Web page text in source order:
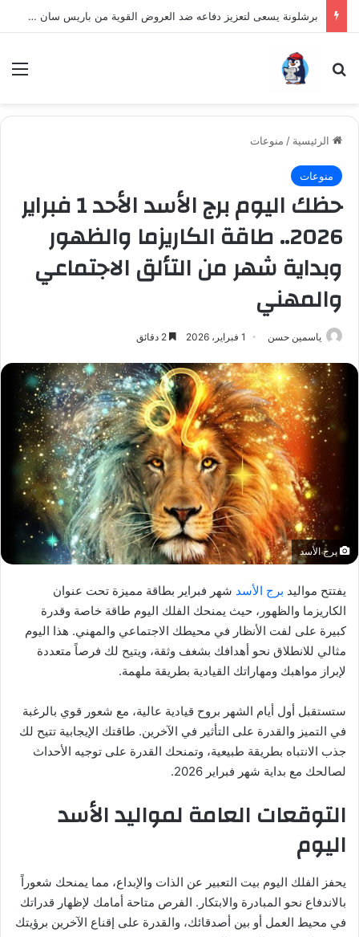
برشلونة يسعى لتعزيز دفاعه ضد العروض القوية من باريس سان جيرمان لنجم الأرجنتين
بحث عن
الرئيسية / منوعات
منوعات
حظك اليوم برج الأسد الأحد 1 فبراير
2026.. طاقة الكاريزما والظهور
وبداية شهر من التألق الاجتماعي
والمهني
ياسمين حسن 1 فبراير، 2026
برج الأسد
يفتتح مواليد برج الأسد شهر فبراير بطاقة مميزة تحت عنوان
الكاريزما والظهور، حيث يمنحك الفلك اليوم طاقة خاصة وقدرة
كبيرة على لفت الأنظار في محيطك الاجتماعي والمهني. هذا اليوم
مثالي للانطلاق نحو أهدافك بشغف وثقة، ويتيح لك فرصاً متعددة
لإبراز مواهبك ومهاراتك القيادية بطريقة ملهمة.
ستستقبل أول أيام الشهر بروح قيادية عالية، مع شعور قوي بالرغبة
في التميز والقدرة على التأثير في الآخرين. طاقتك الإيجابية تتيح لك
جذب الانتباه بطريقة طبيعية، وتمنحك القدرة على توجيه الأحداث
لصالحك مع بداية شهر فبراير 2026.
التوقعات العامة لمواليد الأسد
اليوم
يحفز الفلك اليوم بيت التعبير عن الذات والإبداع، مما يمنحك شعوراً
بالاندفاع نحو المبادرة والابتكار. الفرص متاحة أمامك لإظهار قدراتك
في محيط العمل أو بين أصدقائك، والقدرة على إقناع الآخرين برؤيتك